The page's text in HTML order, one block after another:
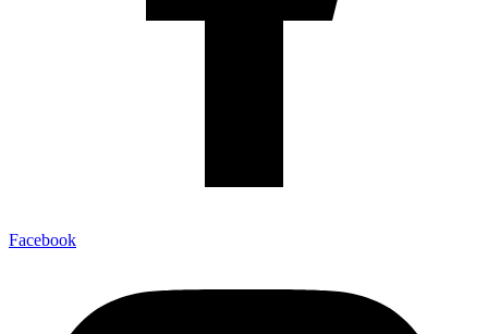
Facebook